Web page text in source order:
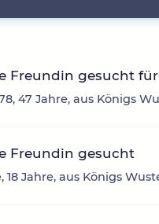
Freundin gesucht
47 Jahre, aus Königs
Freundin gesucht
18 Jahre, aus Königs